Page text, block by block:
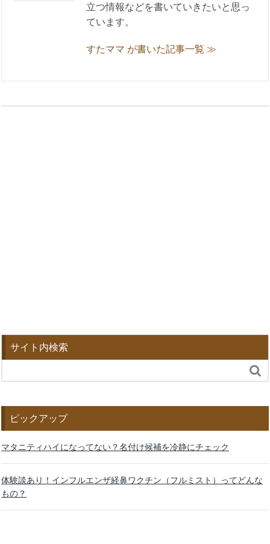
立つ情報などを書いていきたいと思っ
ています。
すたママ が書いた記事一覧 ≫
サイト内検索

ピックアップ
マタニティハイになってない？名付け候補を冷静にチェック
体験談あり！インフルエンザ経鼻ワクチン（フルミスト）ってどんな
もの？